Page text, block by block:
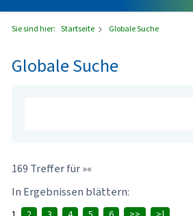
Sie sind hier: Startseite Globale Suche
Globale Suche
169 Treffer für »«
In Ergebnissen blättern: